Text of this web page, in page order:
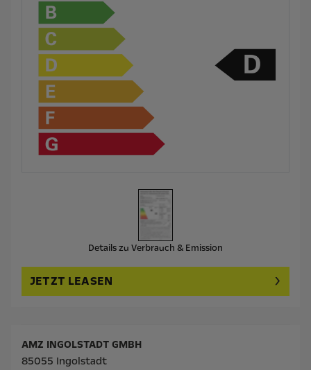
Details zu Verbrauch & Emission
JETZT LEASEN
AMZ INGOLSTADT GMBH
85055 Ingolstadt